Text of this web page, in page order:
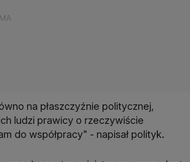
na płaszczyźnie politycznej,
ludzi prawicy o rzeczywiście
do współpracy" - napisał polityk.